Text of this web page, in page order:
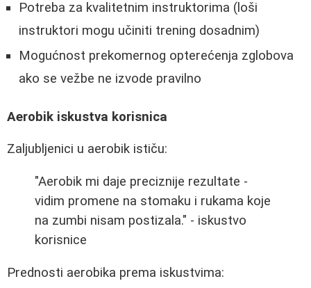
Potreba za kvalitetnim instruktorima (loši
instruktori mogu učiniti trening dosadnim)
Mogućnost prekomernog opterećenja zglobova
ako se vežbe ne izvode pravilno
Aerobik iskustva korisnica
Zaljubljenici u aerobik ističu:
"Aerobik mi daje preciznije rezultate -
vidim promene na stomaku i rukama koje
na zumbi nisam postizala." - iskustvo
korisnice
Prednosti aerobika prema iskustvima: